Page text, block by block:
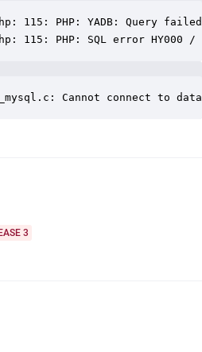
115: PHP: YADB: Query
115: PHP: SQL error HY000
Cannot connect to
3